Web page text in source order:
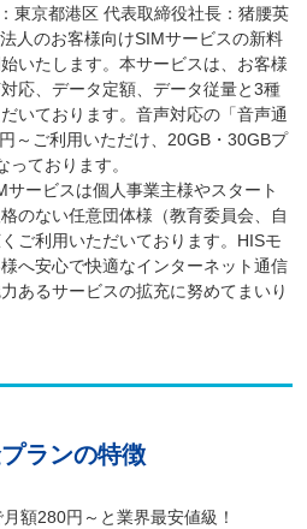
東京都港区 代表取締役社長：猪腰英
人のお客様向けSIMサービスの新料
いたします。本サービスは、お客様
応、データ定額、データ従量と3種
いております。音声対応の「音声通
～ご利用いただけ、20GB・30GBプ
ております。
ービスは個人事業主様やスタート
のない任意団体様（教育委員会、自
ご利用いただいております。HISモ
へ安心で快適なインターネット通信
あるサービスの拡充に努めてまいり
ランの特徴
額280円～と業界最安値級！